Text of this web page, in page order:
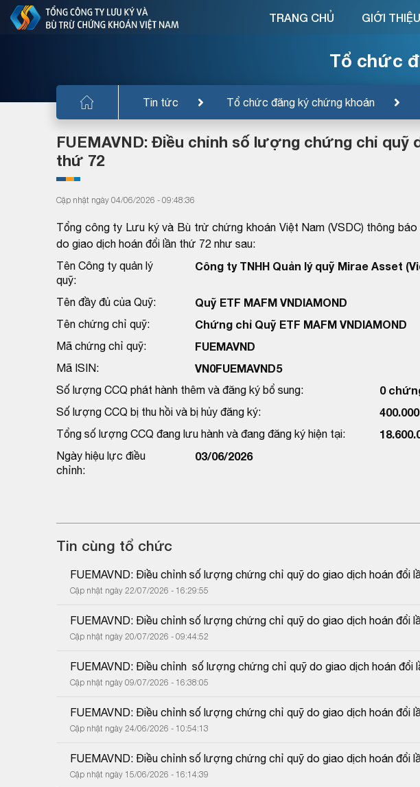
Tổ chức
Tin tức Tổ chức đăng ký chứng khoán
TRANG CHỦ GIỚI THIỆU
FUEMAVND: Điều chỉnh số lượng chứng chỉ quỹ
thứ 72
Cập nhật ngày 04/06/2026 - 09:48:36
Tổng công ty Lưu ký và Bù trừ chứng khoán Việt Nam (VSDC) thông
do giao dịch hoán đổi lần thứ 72 như sau:
Tên Công ty quản lý
quỹ:
Công ty TNHH Quản lý quỹ Mirae Asset
Tên đầy đủ của Quỹ: Quỹ ETF MAFM VNDIAMOND
Tên chứng chỉ quỹ: Chứng chỉ Quỹ ETF MAFM VNDIAMOND
Mã chứng chỉ quỹ: FUEMAVND
Mã ISIN: VN0FUEMAVND5
Số lượng CCQ phát hành thêm và đăng ký bổ sung: 0
Số lượng CCQ bị thu hồi và bị hủy đăng ký:
Tổng số lượng CCQ đang lưu hành và đang đăng ký hiện tại:
Ngày hiệu lực điều
chỉnh:
03/06/2026
Tin cùng tổ chức
FUEMAVND: Điều chỉnh số lượng chứng chỉ quỹ do giao dịch hoán đổi
Cập nhật ngày 22/07/2026 - 16:29:55
FUEMAVND: Điều chỉnh số lượng chứng chỉ quỹ do giao dịch hoán đổi
Cập nhật ngày 20/07/2026 - 09:44:52
FUEMAVND: Điều chỉnh  số lượng chứng chỉ quỹ do giao dịch hoán đổi
Cập nhật ngày 09/07/2026 - 16:38:05
FUEMAVND: Điều chỉnh số lượng chứng chỉ quỹ do giao dịch hoán đổi
Cập nhật ngày 24/06/2026 - 10:54:13
FUEMAVND: Điều chỉnh số lượng chứng chỉ quỹ do giao dịch hoán đổi
Cập nhật ngày 15/06/2026 - 16:14:39